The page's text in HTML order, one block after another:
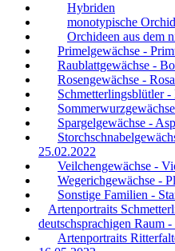
Hybriden
monotypische
Orchideen aus dem
Primelgewächse -
Raublattgewächse -
Rosengewächse -
Schmetterlingsblütler -
Spargelgewächse -
25.02.2022
Veilchengewächse -
Wegerichgewächse -
Sonstige Familien -
Artenportraits
deutschsprachigen Raum
Artenportraits